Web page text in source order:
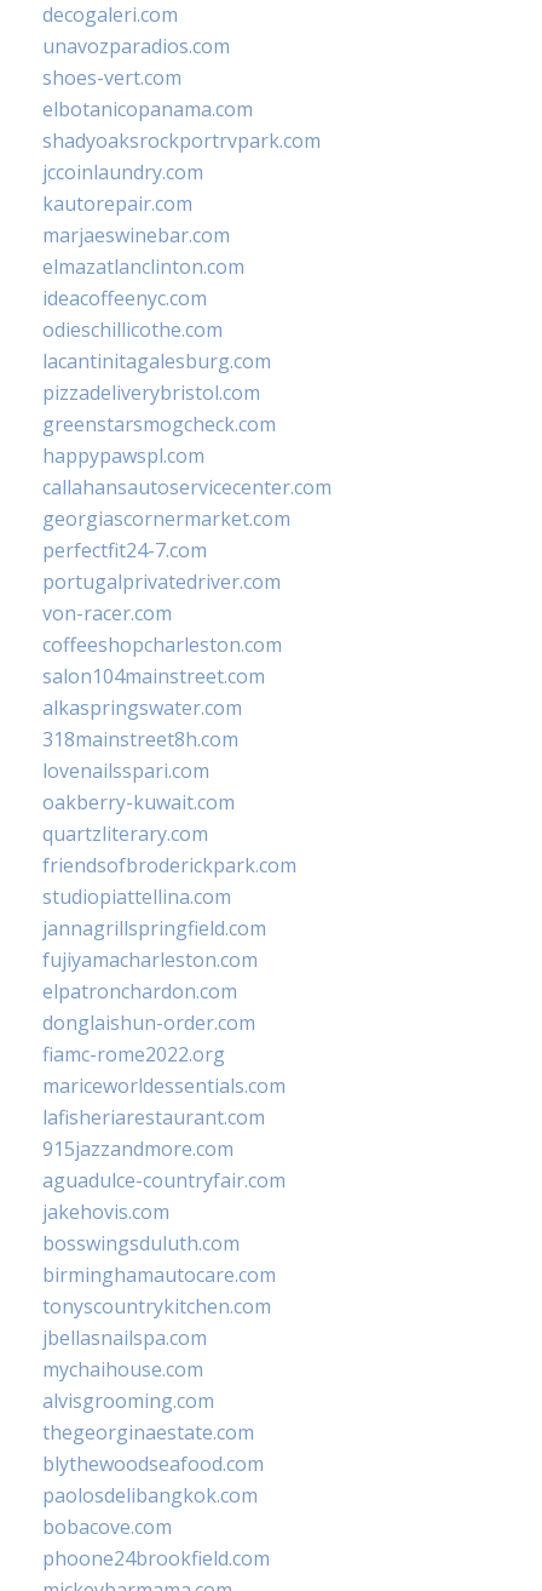
decogaleri.com
unavozparadios.com
shoes-vert.com
elbotanicopanama.com
shadyoaksrockportrvpark.com
jccoinlaundry.com
kautorepair.com
marjaeswinebar.com
elmazatlanclinton.com
ideacoffeenyc.com
odieschillicothe.com
lacantinitagalesburg.com
pizzadeliverybristol.com
greenstarsmogcheck.com
happypawspl.com
callahansautoservicecenter.com
georgiascornermarket.com
perfectfit24-7.com
portugalprivatedriver.com
von-racer.com
coffeeshopcharleston.com
salon104mainstreet.com
alkaspringswater.com
318mainstreet8h.com
lovenailsspari.com
oakberry-kuwait.com
quartzliterary.com
friendsofbroderickpark.com
studiopiattellina.com
jannagrillspringfield.com
fujiyamacharleston.com
elpatronchardon.com
donglaishun-order.com
fiamc-rome2022.org
mariceworldessentials.com
lafisheriarestaurant.com
915jazzandmore.com
aguadulce-countryfair.com
jakehovis.com
bosswingsduluth.com
birminghamautocare.com
tonyscountrykitchen.com
jbellasnailspa.com
mychaihouse.com
alvisgrooming.com
thegeorginaestate.com
blythewoodseafood.com
paolosdelibangkok.com
bobacove.com
phoone24brookfield.com